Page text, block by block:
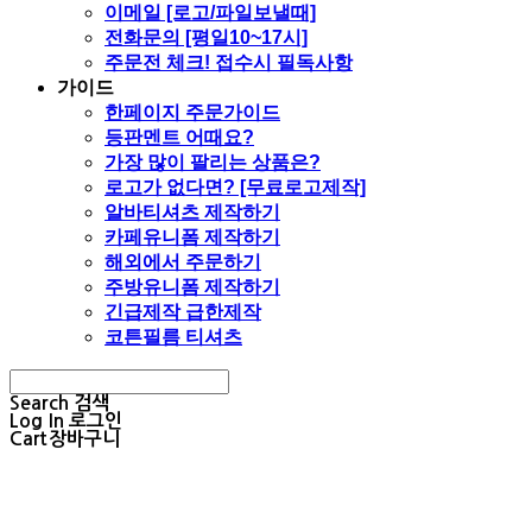
이메일 [로고/파일보낼때]
전화문의 [평일10~17시]
주문전 체크! 접수시 필독사항
가이드
한페이지 주문가이드
등판멘트 어때요?
가장 많이 팔리는 상품은?
로고가 없다면? [무료로고제작]
알바티셔츠 제작하기
카페유니폼 제작하기
해외에서 주문하기
주방유니폼 제작하기
긴급제작 급한제작
코튼필름 티셔츠
Search 검색
Log In 로그인
Cart장바구니